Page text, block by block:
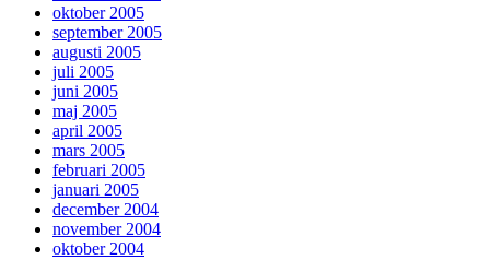
oktober 2005
september 2005
augusti 2005
juli 2005
juni 2005
maj 2005
april 2005
mars 2005
februari 2005
januari 2005
december 2004
november 2004
oktober 2004